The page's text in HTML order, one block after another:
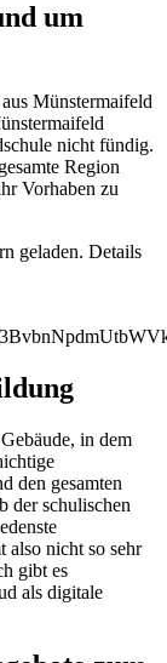
um
Münstermaifeld
nicht fündig.
Region
Vorhaben zu
geladen. Details
in dem
den gesamten
der schulischen
also nicht so sehr
gibt es
als digitale